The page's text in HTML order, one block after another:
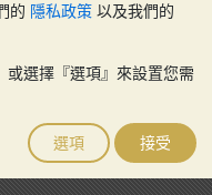
的 隱私政策 以及我們的
選擇『選項』來設置您需
選項 接受
。歷史趨勢不能保證未來
訊中的任何內容均不構成
確定投資並持有金條是否適